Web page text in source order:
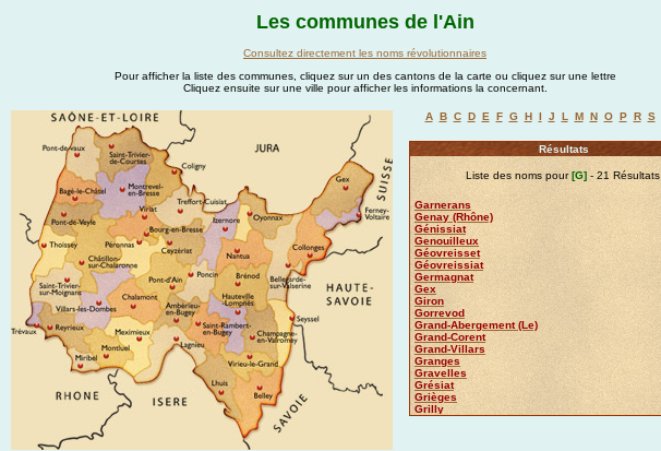
Les communes de l'Ain
Consultez directement les noms révolutionnaires
Pour afficher la liste des communes, cliquez sur un des cantons de la carte ou cliquez sur une lettre
Cliquez ensuite sur une ville pour afficher les informations la concernant.
A B C D E F G H I J L M N O P R S
Résultats
Liste des noms pour[G]- 21 Résultats
Garnerans
Genay (Rhône)
Génissiat
Genouilleux
Géovreisset
Géovreissiat
Germagnat
Gex
Giron
Gorrevod
Grand-Abergement (Le)
Grand-Corent
Grand-Villars
Granges
Gravelles
Grésiat
Grièges
Grilly